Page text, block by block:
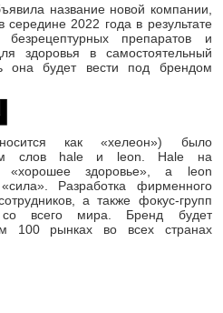
название новой компании,
середине 2022 года в результате
безрецептурных препаратов и
здоровья в самостоятельный
она будет вести под брендом
как «хелеон») было
слов hale и leon. Hale на
«хорошее здоровье», а leon
Разработка фирменного
а также фокус-групп
всего мира. Бренд будет
100 рынках во всех странах